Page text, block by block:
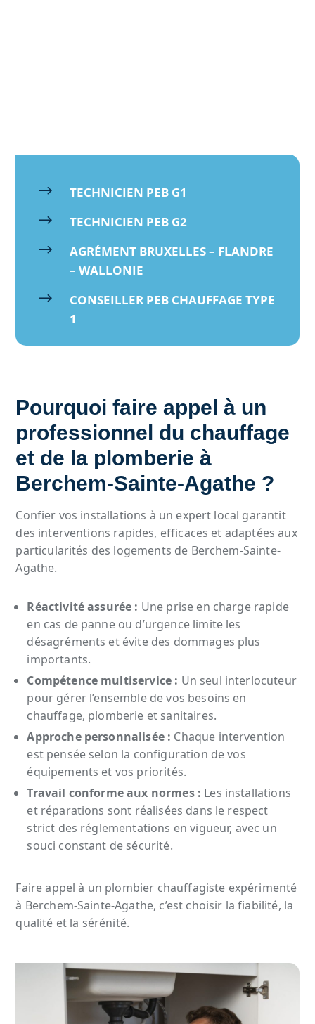
$ TECHNICIEN PEB G1
$ TECHNICIEN PEB G2
$
AGRÉMENT BRUXELLES – FLANDRE
– WALLONIE
$
CONSEILLER PEB CHAUFFAGE TYPE
1
Pourquoi faire appel à un
professionnel du chauffage
et de la plomberie à
Berchem-Sainte-Agathe ?
Confier vos installations à un expert local garantit
des interventions rapides, efficaces et adaptées aux
particularités des logements de Berchem-Sainte-
Agathe.
Réactivité assurée : Une prise en charge rapide
en cas de panne ou d’urgence limite les
désagréments et évite des dommages plus
importants.
Compétence multiservice : Un seul interlocuteur
pour gérer l’ensemble de vos besoins en
chauffage, plomberie et sanitaires.
Approche personnalisée : Chaque intervention
est pensée selon la configuration de vos
équipements et vos priorités.
Travail conforme aux normes : Les installations
et réparations sont réalisées dans le respect
strict des réglementations en vigueur, avec un
souci constant de sécurité.
Faire appel à un plombier chauffagiste expérimenté
à Berchem-Sainte-Agathe, c’est choisir la fiabilité, la
qualité et la sérénité.